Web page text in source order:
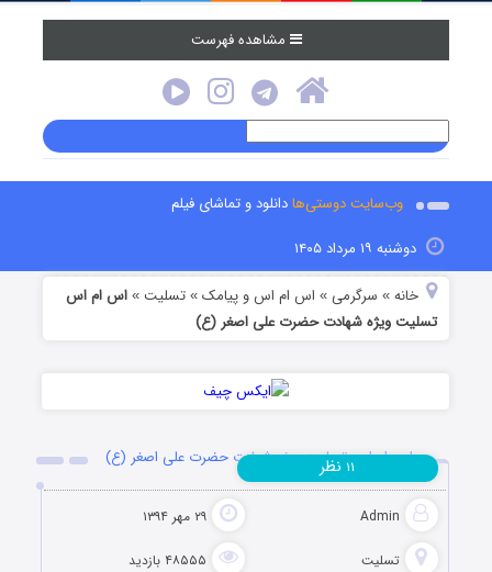
مشاهده فهرست
وب‌سایت دوستی‌هادانلود و تماشای فیلم
دوشنبه ۱۹ مرداد ۱۴۰۵
خانه » سرگرمی » اس ام اس و پیامک »تسلیت »اس ام اس
تسلیت ویژه شهادت حضرت علی اصغر (ع)
اس ام اس تسلیت ویژه شهادت حضرت علی اصغر (ع)
Admin ۲۹ مهر ۱۳۹۴
تسلیت ۴۸۵۵۵ بازدید
۱۱ نظر